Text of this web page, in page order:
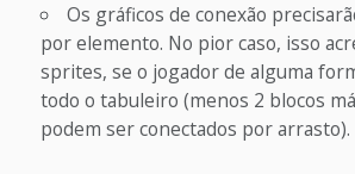
Os gráficos de conexão
por elemento. No pior caso, isso
sprites, se o jogador de alguma
todo o tabuleiro (menos 2 blocos
podem ser conectados por arrasto).